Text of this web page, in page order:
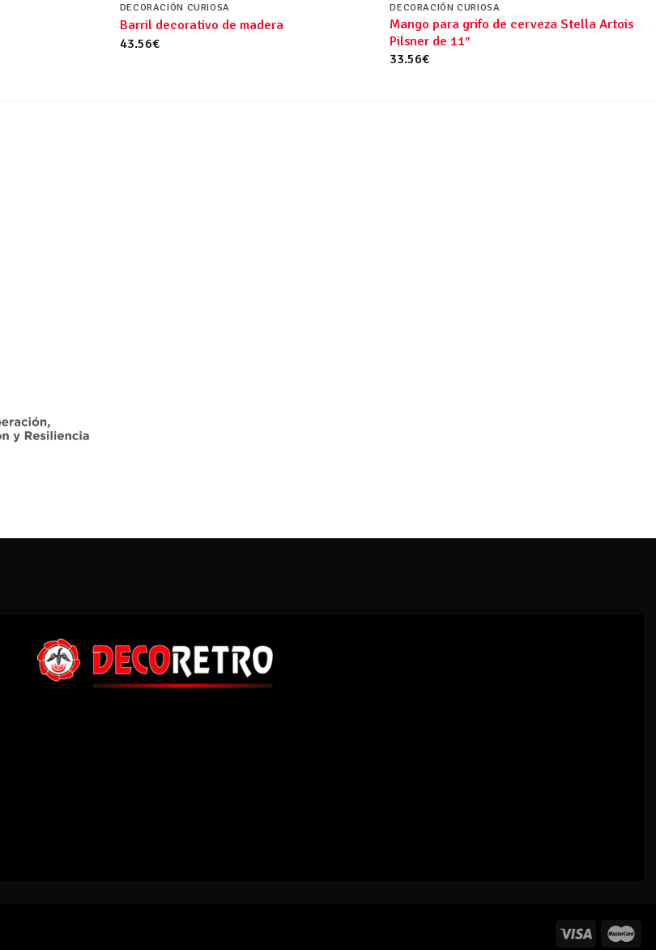
DECORACIÓN CURIOSA
Barril decorativo de madera
43.56€
DECORACIÓN CURIOSA
Mango para grifo de cerveza Stella Artois
Pilsner de 11″
33.56€